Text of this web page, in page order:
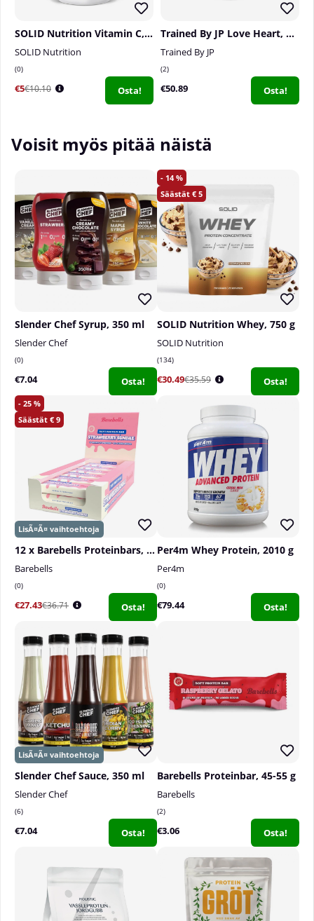
SOLID Nutrition Vitamin C, 90 caps
SOLID Nutrition
0
€5€10.10 Osta!
Trained By JP Love Heart, 30 serv.
Trained By JP
2
€50.89 Osta!
Voisit myös pitää näistä
Slender Chef Syrup, 350 ml
Slender Chef
0
€7.04 Osta!
14
5
SOLID Nutrition Whey, 750 g
SOLID Nutrition
134
€30.49€35.59 Osta!
25
9
12 x Barebells Proteinbars, 55 g
Barebells
0
€27.43€36.71 Osta!
Per4m Whey Protein, 2010 g
Per4m
0
€79.44 Osta!
Slender Chef Sauce, 350 ml
Slender Chef
6
€7.04 Osta!
Barebells Proteinbar, 45-55 g
Barebells
2
€3.06 Osta!